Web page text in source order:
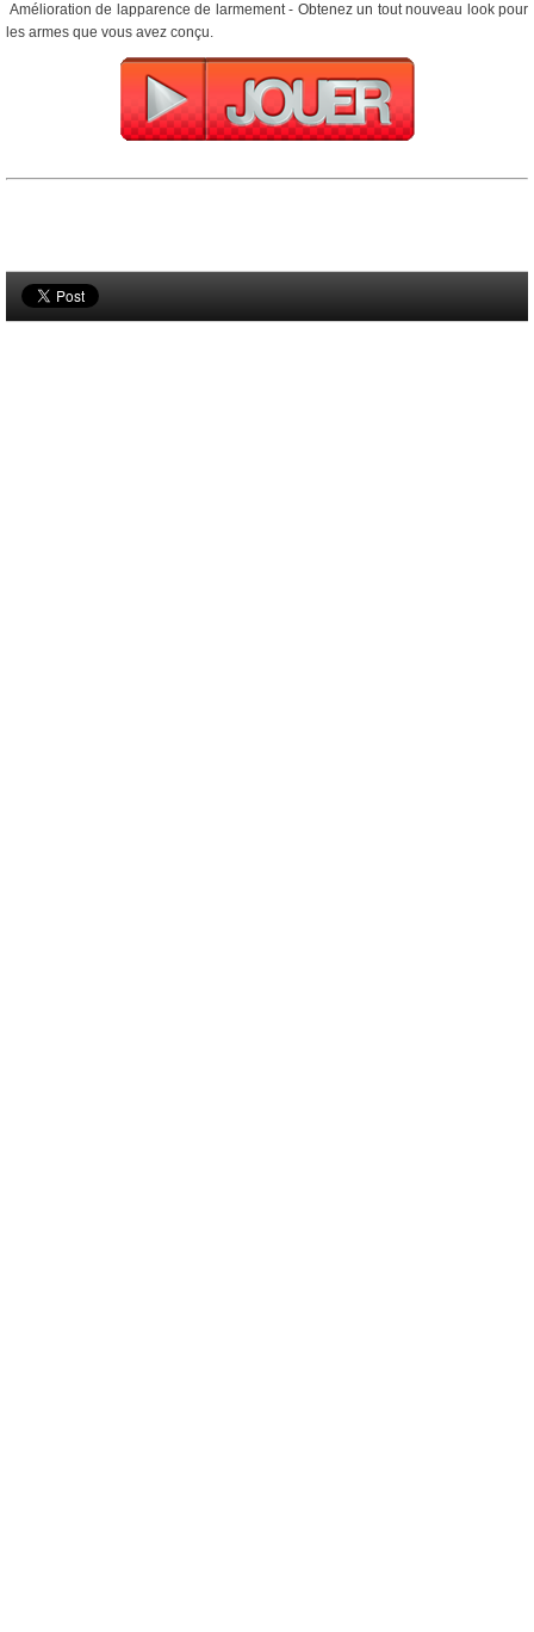
 Amélioration de lapparence de larmement - Obtenez un tout nouveau look pour
les armes que vous avez conçu.